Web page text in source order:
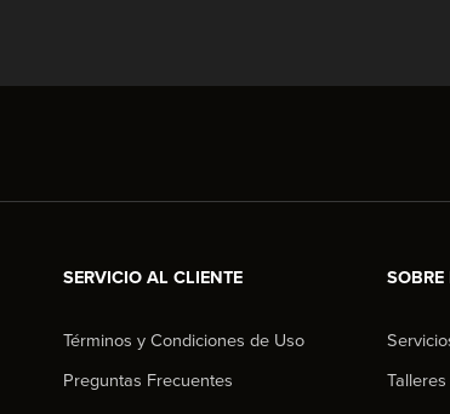
SERVICIO AL CLIENTE
Términos y Condiciones de Uso
Preguntas Frecuentes